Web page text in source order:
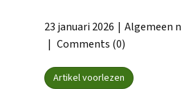
23 januari 2026
Algemeen
Comments (0)
Artikel voorlezen